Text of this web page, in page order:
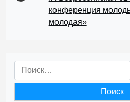
конференция
молодая»
Найти: